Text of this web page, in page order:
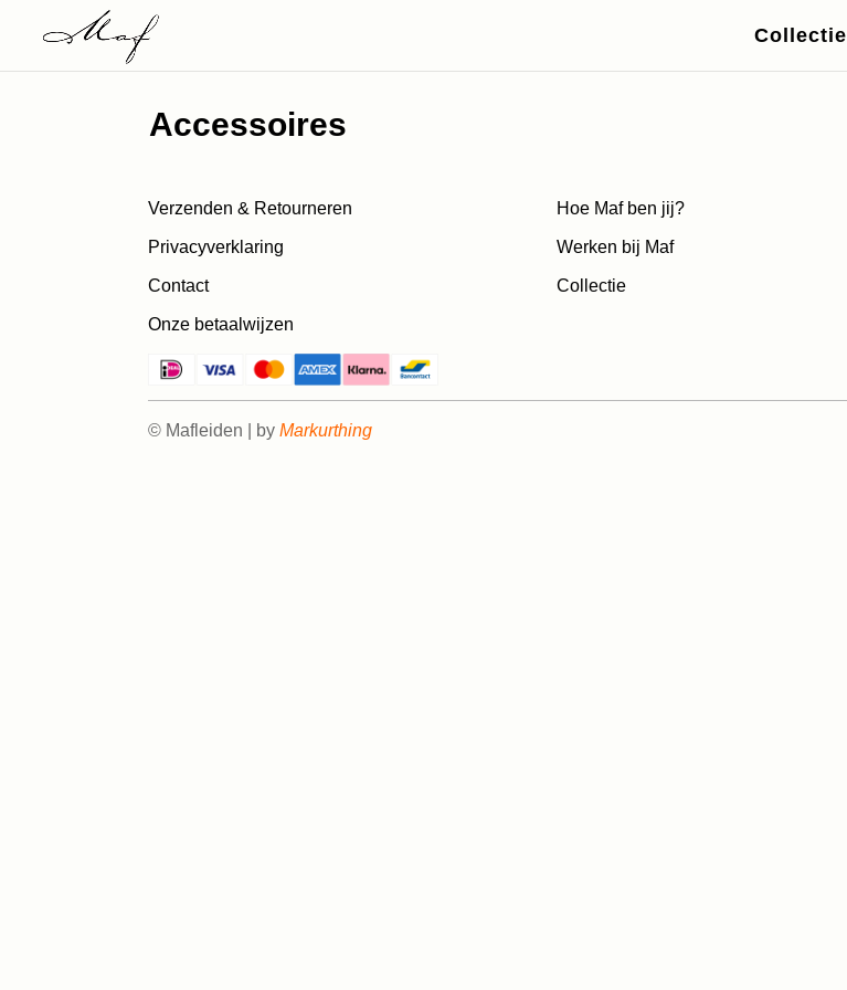
Collectie
Accessoires
Verzenden & Retourneren
Privacyverklaring
Contact
Onze betaalwijzen
Hoe Maf ben jij?
Werken bij Maf
Collectie
© Mafleiden | byMarkurthing